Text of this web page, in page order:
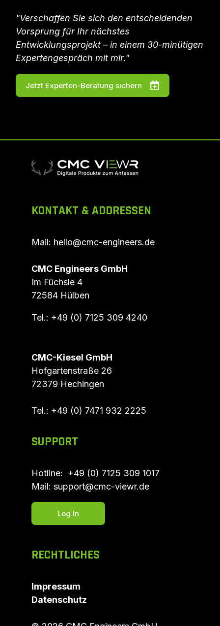
"Verschaffen Sie sich den entscheidenden
Vorsprung für Ihr nächstes
Entwicklungsprojekt – in einem 30-minütigen
Expertengespräch mit mir."
Jetzt Experten-Beratung sichern
KONTAKT & ADDRESSEN
Mail: hello@cmc-engineers.de
CMC Engineers GmbH
Im Füchsle 4
72584 Hülben
Tel.: +49 (0) 7125 309 4240
CMC-Kiesel GmbH
Hofgartenstraße 26
72379 Hechingen
Tel.: +49 (0) 7471 932 2225
SUPPORT
Hotline:
+49 (0) 7125 309 1017
Mail: support@cmc-viewr.de
Log In
RECHTLICHES
Impressum
Datenschutz